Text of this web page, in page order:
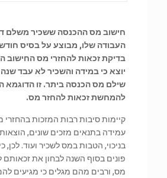
חישוב מס ההכנסה ששכיר משלם
העבודה שלו, מבוצע על בסיס
בדיקת זכאות להחזרי מס החישוב
יוצא כי במידה והשכיר לא עבד
שילם מס הכנסה ביתר. זו הדוגמא
להמחשת זכאות להחזר מס.
קיימות סיבות רבות המזכות בהחזרי
עמידה בתנאים מזכים שונים,
בניכוי, הטבות במס לשכיר ועוד. לכן,
פונים בסוף השנה לבחון את זכאותם
מס, ורבים מהם מגלים כי מגיעים